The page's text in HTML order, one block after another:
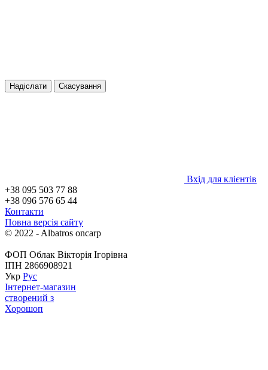
Надіслати Скасування
Вхід для клієнтів
+38 095 503 77 88
+38 096 576 65 44
Контакти
Повна версія сайту
© 2022 - Albatros oncarp
ФОП Облак Вікторія Ігорівна
ІПН 2866908921
Укр Рус
Інтернет-магазин
створений з
Хорошоп